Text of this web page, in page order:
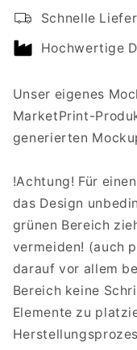
Schnelle
Hochwertige
Unser eigenes
MarketPrint-
generierten
!Achtung! Für
das Design
grünen Bereich
vermeiden! (auch
darauf vor allem
Bereich keine
Elemente zu